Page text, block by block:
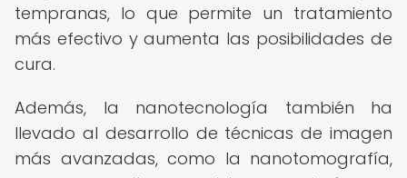
tempranas, lo que permite un tratamiento
más efectivo y aumenta las posibilidades de
cura.
Además, la nanotecnología también ha
llevado al desarrollo de técnicas de imagen
más avanzadas, como la nanotomografía,